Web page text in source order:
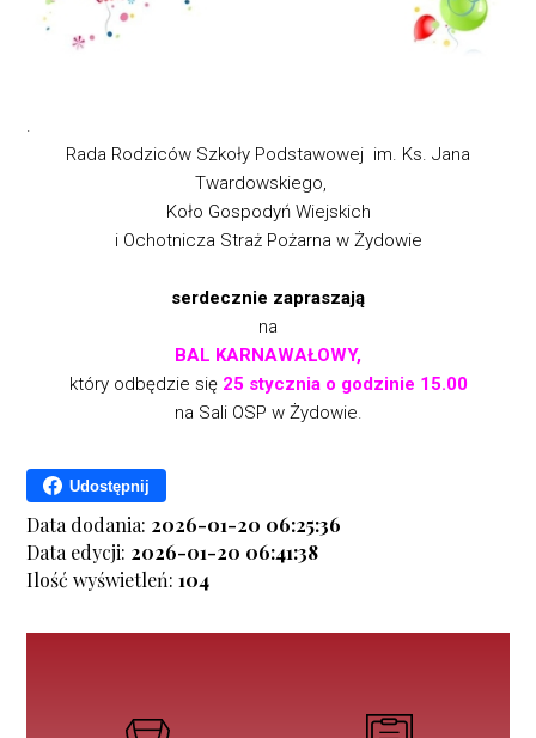
.
Rada Rodziców Szkoły Podstawowej im. Ks. Jana
Twardowskiego,
Koło Gospodyń Wiejskich
i Ochotnicza Straż Pożarna w Żydowie
serdecznie zapraszają
na
BAL KARNAWAŁOWY,
który odbędzie się 25 stycznia o godzinie 15.00
na Sali OSP w Żydowie.
Udostępnij
Data dodania: 2026-01-20 06:25:36
Data edycji: 2026-01-20 06:41:38
Ilość wyświetleń:104